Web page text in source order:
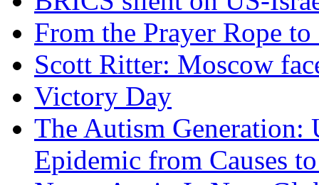
From the Prayer Rope
Scott Ritter: Moscow
Victory Day
The Autism Generation:
Epidemic from Causes